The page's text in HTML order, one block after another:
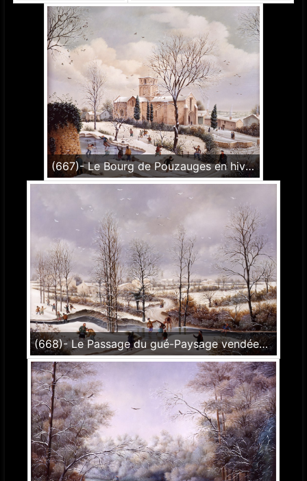
(667)- Le Bourg de Pouzauges en hiver-1989-hsb 38x46 cm.
(668)- Le Passage du gué-Paysage vendéen-1989-hsb 33x46 cm.